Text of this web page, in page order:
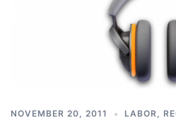
NOVEMBER 20, 2011 LABOR,